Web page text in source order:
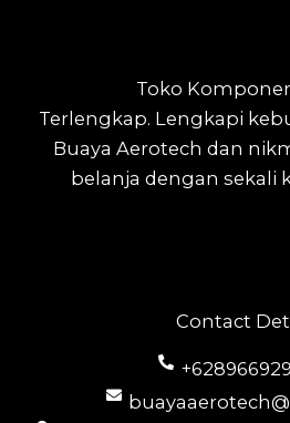
Contact
Toko
Terlengkap. Lengkapi
Buaya Aerotech dan
belanja dengan sekali